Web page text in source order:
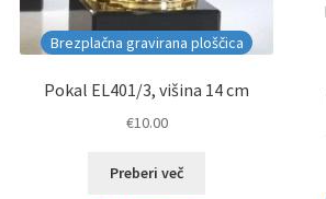
Brezplačna gravirana ploščica
Pokal EL401/3, višina 14 cm
€10.00
Preberi več